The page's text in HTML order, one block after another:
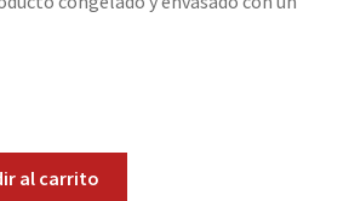
al carrito